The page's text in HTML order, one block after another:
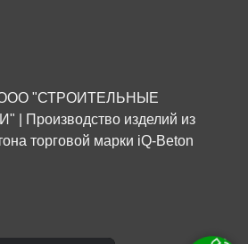
ООО "СТРОИТЕЛЬНЫЕ
| Производство изделий из
торговой марки iQ-Beton